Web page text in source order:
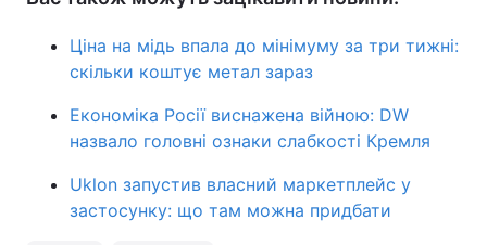
Ціна на мідь впала до мінімуму за три тижні:
скільки коштує метал зараз
Економіка Росії виснажена війною: DW
назвало головні ознаки слабкості Кремля
Uklon запустив власний маркетплейс у
застосунку: що там можна придбати